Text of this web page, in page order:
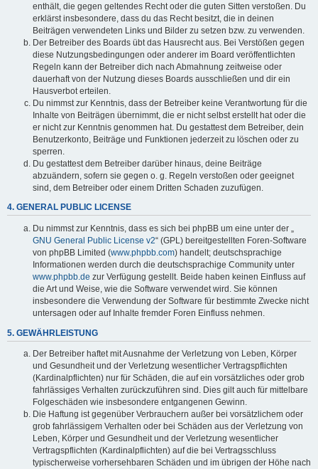
enthält, die gegen geltendes Recht oder die guten Sitten verstoßen. Du
erklärst insbesondere, dass du das Recht besitzt, die in deinen
Beiträgen verwendeten Links und Bilder zu setzen bzw. zu verwenden.
Der Betreiber des Boards übt das Hausrecht aus. Bei Verstößen gegen
diese Nutzungsbedingungen oder anderer im Board veröffentlichten
Regeln kann der Betreiber dich nach Abmahnung zeitweise oder
dauerhaft von der Nutzung dieses Boards ausschließen und dir ein
Hausverbot erteilen.
Du nimmst zur Kenntnis, dass der Betreiber keine Verantwortung für die
Inhalte von Beiträgen übernimmt, die er nicht selbst erstellt hat oder die
er nicht zur Kenntnis genommen hat. Du gestattest dem Betreiber, dein
Benutzerkonto, Beiträge und Funktionen jederzeit zu löschen oder zu
sperren.
Du gestattest dem Betreiber darüber hinaus, deine Beiträge
abzuändern, sofern sie gegen o. g. Regeln verstoßen oder geeignet
sind, dem Betreiber oder einem Dritten Schaden zuzufügen.
4. GENERAL PUBLIC LICENSE
Du nimmst zur Kenntnis, dass es sich bei phpBB um eine unter der „
GNU General Public License v2“ (GPL) bereitgestellten Foren-Software
von phpBB Limited (www.phpbb.com) handelt; deutschsprachige
Informationen werden durch die deutschsprachige Community unter
www.phpbb.de zur Verfügung gestellt. Beide haben keinen Einfluss auf
die Art und Weise, wie die Software verwendet wird. Sie können
insbesondere die Verwendung der Software für bestimmte Zwecke nicht
untersagen oder auf Inhalte fremder Foren Einfluss nehmen.
5. GEWÄHRLEISTUNG
Der Betreiber haftet mit Ausnahme der Verletzung von Leben, Körper
und Gesundheit und der Verletzung wesentlicher Vertragspflichten
(Kardinalpflichten) nur für Schäden, die auf ein vorsätzliches oder grob
fahrlässiges Verhalten zurückzuführen sind. Dies gilt auch für mittelbare
Folgeschäden wie insbesondere entgangenen Gewinn.
Die Haftung ist gegenüber Verbrauchern außer bei vorsätzlichem oder
grob fahrlässigem Verhalten oder bei Schäden aus der Verletzung von
Leben, Körper und Gesundheit und der Verletzung wesentlicher
Vertragspflichten (Kardinalpflichten) auf die bei Vertragsschluss
typischerweise vorhersehbaren Schäden und im übrigen der Höhe nach